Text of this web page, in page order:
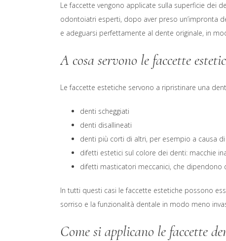
Le faccette vengono applicate sulla superficie dei
odontoiatri esperti, dopo aver preso un’impronta
e adeguarsi perfettamente al dente originale, in
A cosa servono le faccette
Le faccette estetiche servono a ripristinare una
denti scheggiati
denti disallineati
denti più corti di altri, per esempio a causa
difetti estetici sul colore dei denti: macchie
difetti masticatori meccanici, che dipendono
In tutti questi casi le faccette estetiche possono
sorriso e la funzionalità dentale in modo meno
Come si applicano le faccette